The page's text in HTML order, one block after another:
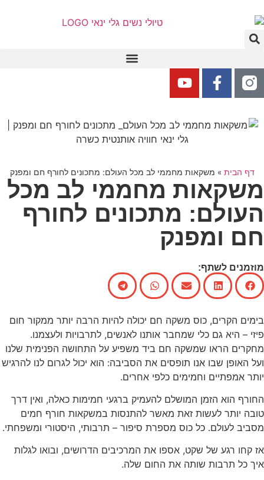
דף הבית » משקאות מחממי לב מכל העולם: מתכונים לחורף חם ומפנק
משקאות מחממי לב מכל
העולם: מתכונים לחורף
חם ומפנק
מוזמנים לשתף:
בימים הקרים, כוס משקה חם יכולה להיות הרבה יותר ממקור חום
פיזי – היא גם כלי שמחבר אותנו לאנשים, לתרבויות ולעצמנו.
מחקרים הראו שמשקה חם ביד משפיע על התחושה הפנימית שלנו
ועל האופן שבו אנו תופסים את הסביבה: הוא יכול לגרום לנו להרגיש
יותר אמפתיים וחמימים כלפי אחרים.
החורף הוא הזמן המושלם להעמיק ברגעי חמימות כאלה, ואין דרך
טובה יותר לעשות זאת מאשר להתנסות במשקאות חורף חמים
מסביב לעולם. כל כוס מספרת סיפור – תרבותי, היסטורי ומשפחתי.
אז קחו רגע של שקט, אספו את המרכיבים הדרושים, ובואו לגלות
איך כל תרבות שותה את החום שלה.